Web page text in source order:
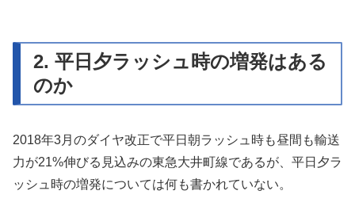
2. 平日夕ラッシュ時の増発はある
のか
2018年3月のダイヤ改正で平日朝ラッシュ時も昼間も輸送
力が21%伸びる見込みの東急大井町線であるが、平日夕ラ
ッシュ時の増発については何も書かれていない。